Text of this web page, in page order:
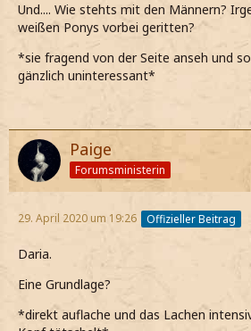
Und.... Wie stehts mit den Männern?
weißen Ponys vorbei geritten?
*sie fragend von der Seite anseh und
gänzlich uninteressant*
Paige
Forumsministerin
29. April 2020 um 19:26 Offizieller Beitrag
Daria.
Eine Grundlage?
*direkt auflache und das Lachen